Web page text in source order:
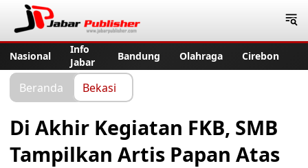
Nasional
Info
Jabar
Bandung Olahraga Cirebon
Beranda Bekasi
Di Akhir Kegiatan FKB, SMB
Tampilkan Artis Papan Atas